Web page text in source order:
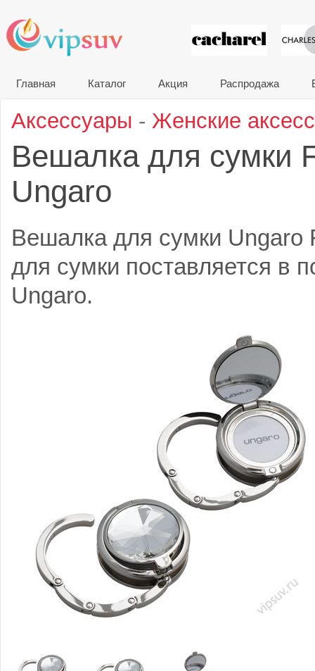
VIP
Главная Каталог Акция Распродажа
Аксессуары - Женские
Вешалка для сумки
Ungaro
Вешалка для сумки Ungaro
для сумки поставляется в
Ungaro.